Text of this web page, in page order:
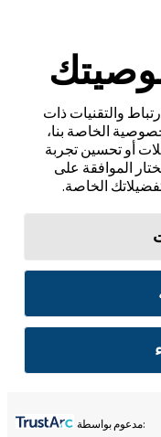
والتقنيات ذات
الخاصة بنا،
أو تحسين تجربة
الموافقة على
الخاصة.
:مدعوم بواسطة